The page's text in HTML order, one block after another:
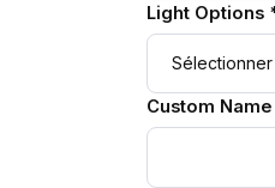
Light Options
Custom